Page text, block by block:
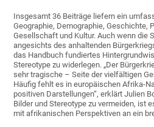
Insgesamt 36 Beiträge liefern ein
Geographie, Demographie, Geschichte,
Gesellschaft und Kultur. Auch wenn die
angesichts des anhaltenden
das Handbuch fundiertes
Stereotype zu widerlegen. „Der
sehr tragische – Seite der vielfältigen
Häufig fehlt es in europäischen Afrika-
positiven Darstellungen“, erklärt Julien
Bilder und Stereotype zu vermeiden, ist
mit afrikanischen Perspektiven an ein